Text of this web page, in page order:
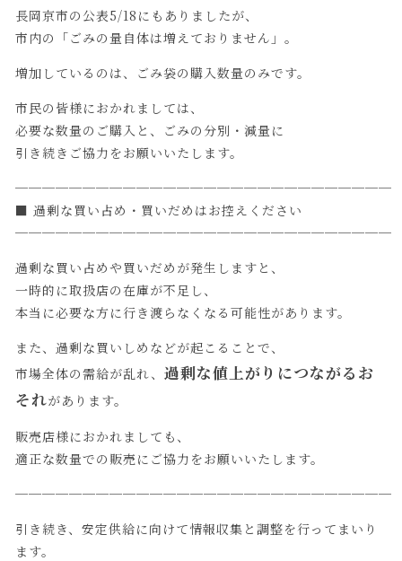
長岡京市の公表5/18にもありましたが、
市内の「ごみの量自体は増えておりません」。
増加しているのは、ごみ袋の購入数量のみです。
市民の皆様におかれましては、
必要な数量のご購入と、ごみの分別・減量に
引き続きご協力をお願いいたします。
────────────────────────────
■ 過剰な買い占め・買いだめはお控えください
────────────────────────────
過剰な買い占めや買いだめが発生しますと、
一時的に取扱店の在庫が不足し、
本当に必要な方に行き渡らなくなる可能性があります。
また、過剰な買いしめなどが起こることで、
市場全体の需給が乱れ、過剰な値上がりにつながるお
それがあります。
販売店様におかれましても、
適正な数量での販売にご協力をお願いいたします。
────────────────────────────
引き続き、安定供給に向けて情報収集と調整を行ってまいり
ます。